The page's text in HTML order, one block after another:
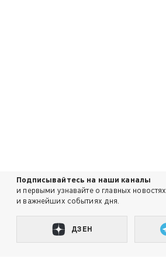
Подписывайтесь на наши каналы
и первыми узнавайте о главных новостях
и важнейших событиях дня.
ДЗЕН